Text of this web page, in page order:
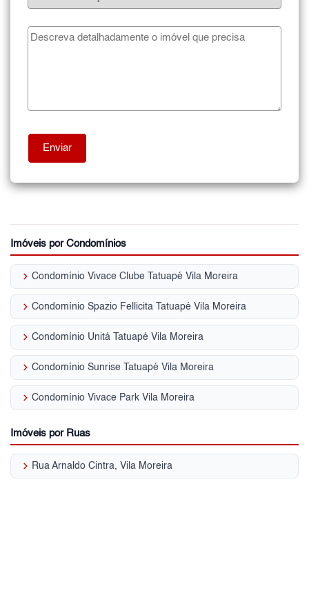
Imóveis por Condomínios
keyboard_arrow_right Condomínio Vivace Clube Tatuapé Vila Moreira
keyboard_arrow_right Condomínio Spazio Fellicita Tatuapé Vila Moreira
keyboard_arrow_right Condomínio Unitá Tatuapé Vila Moreira
keyboard_arrow_right Condomínio Sunrise Tatuapé Vila Moreira
keyboard_arrow_right Condomínio Vivace Park Vila Moreira
Imóveis por Ruas
keyboard_arrow_right Rua Arnaldo Cintra, Vila Moreira